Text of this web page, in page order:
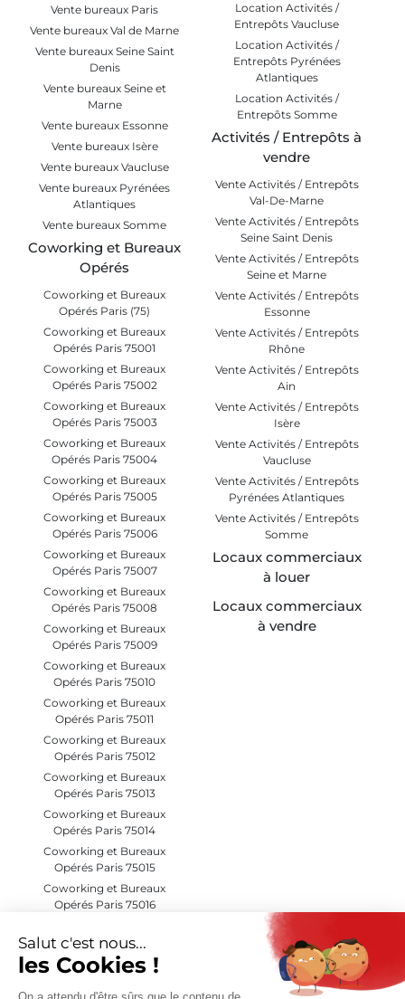
Vente bureaux Paris
Vente bureaux Val de Marne
Vente bureaux Seine Saint
Denis
Vente bureaux Seine et
Marne
Vente bureaux Essonne
Vente bureaux Isère
Vente bureaux Vaucluse
Vente bureaux Pyrénées
Atlantiques
Vente bureaux Somme
Coworking et Bureaux
Opérés
Coworking et Bureaux
Opérés Paris (75)
Coworking et Bureaux
Opérés Paris 75001
Coworking et Bureaux
Opérés Paris 75002
Coworking et Bureaux
Opérés Paris 75003
Coworking et Bureaux
Opérés Paris 75004
Coworking et Bureaux
Opérés Paris 75005
Coworking et Bureaux
Opérés Paris 75006
Coworking et Bureaux
Opérés Paris 75007
Coworking et Bureaux
Opérés Paris 75008
Coworking et Bureaux
Opérés Paris 75009
Coworking et Bureaux
Opérés Paris 75010
Coworking et Bureaux
Opérés Paris 75011
Coworking et Bureaux
Opérés Paris 75012
Coworking et Bureaux
Opérés Paris 75013
Coworking et Bureaux
Opérés Paris 75014
Coworking et Bureaux
Opérés Paris 75015
Coworking et Bureaux
Opérés Paris 75016
Opérés Paris 75017
Coworking et Bureaux
Location Activités /
Entrepôts Vaucluse
Location Activités /
Entrepôts Pyrénées
Atlantiques
Location Activités /
Entrepôts Somme
Activités / Entrepôts à
vendre
Vente Activités / Entrepôts
Val-De-Marne
Vente Activités / Entrepôts
Seine Saint Denis
Vente Activités / Entrepôts
Seine et Marne
Vente Activités / Entrepôts
Essonne
Vente Activités / Entrepôts
Rhône
Vente Activités / Entrepôts
Ain
Vente Activités / Entrepôts
Isère
Vente Activités / Entrepôts
Vaucluse
Vente Activités / Entrepôts
Pyrénées Atlantiques
Vente Activités / Entrepôts
Somme
Locaux commerciaux
à louer
Locaux commerciaux
à vendre